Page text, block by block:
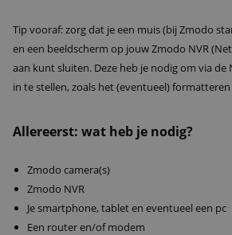
Tip vooraf: zorg dat je een muis (bij Zmodo
en een beeldscherm op jouw Zmodo NVR
aan kunt sluiten. Deze heb je nodig om via de
in te stellen, zoals het (eventueel)
Allereerst: wat heb je nodig?
Zmodo camera(s)
Zmodo NVR
Je smartphone, tablet en eventueel een pc
Een router en/of modem